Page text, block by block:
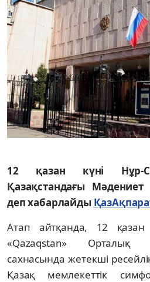
12 қазан күні Нұр-
Қазақстандағы Мәдениет
деп хабарлайды
Атап айтқанда, 12 қазан
«Qazaqstan» Орталық
сахнасында жетекші
Қазақ мемлекеттік